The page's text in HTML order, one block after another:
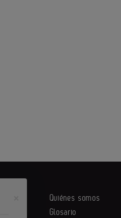
Quiénes somos
Glosario